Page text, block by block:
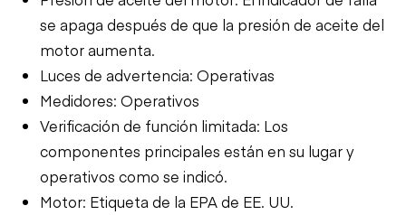
se apaga después de que la presión de aceite del
motor aumenta.
Luces de advertencia: Operativas
Medidores: Operativos
Verificación de función limitada: Los
componentes principales están en su lugar y
operativos como se indicó.
Motor: Etiqueta de la EPA de EE. UU.